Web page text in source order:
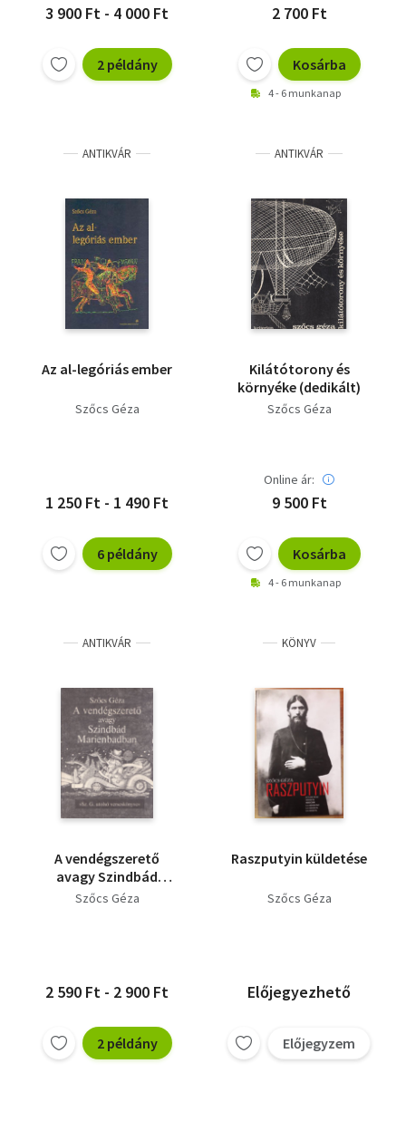
3 900 Ft - 4 000 Ft
2 példány
2 700 Ft
Kosárba
4 - 6 munkanap
ANTIKVÁR
Az al-legóriás ember
Szőcs Géza
1 250 Ft - 1 490 Ft
6 példány
ANTIKVÁR
Kilátótorony és
környéke (dedikált)
Szőcs Géza
Online ár:
9 500 Ft
Kosárba
4 - 6 munkanap
ANTIKVÁR
A vendégszerető
avagy Szindbád
Marienbadban
Szőcs Géza
2 590 Ft - 2 900 Ft
2 példány
KÖNYV
Raszputyin küldetése
Szőcs Géza
Előjegyezhető
Előjegyzem